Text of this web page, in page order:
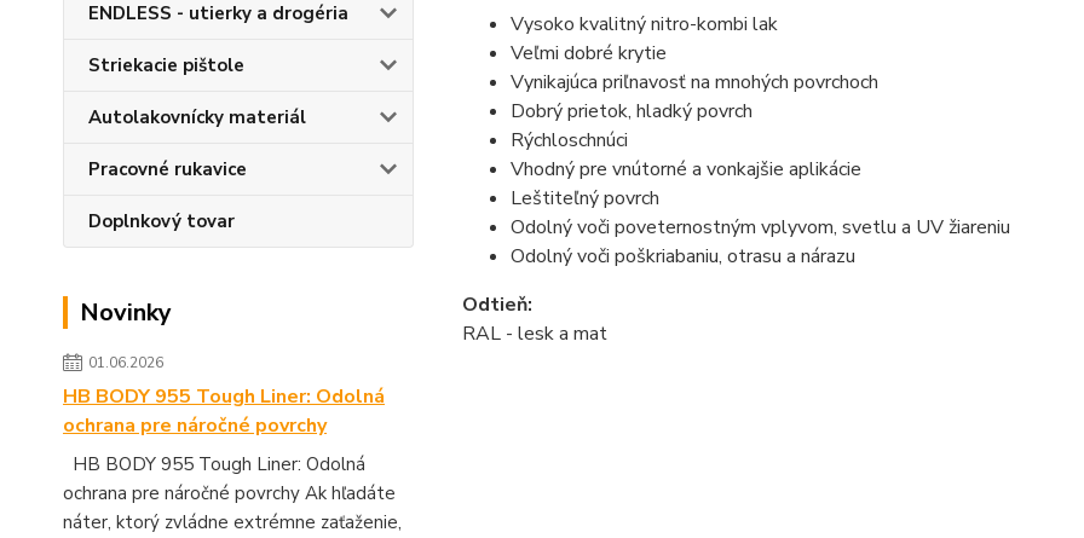
ENDLESS - utierky a drogéria
Striekacie pištole
Autolakovnícky materiál
Pracovné rukavice
Doplnkový tovar
Novinky
01.06.2026
HB BODY 955 Tough Liner: Odolná
ochrana pre náročné povrchy
HB BODY 955 Tough Liner: Odolná
ochrana pre náročné povrchy Ak hľadáte
náter, ktorý zvládne extrémne zaťaženie,
Vysoko kvalitný nitro-kombi lak
Veľmi dobré krytie
Vynikajúca priľnavosť na mnohých povrchoch
Dobrý prietok, hladký povrch
Rýchloschnúci
Vhodný pre vnútorné a vonkajšie aplikácie
Leštiteľný povrch
Odolný voči poveternostným vplyvom, svetlu a UV žiareniu
Odolný voči poškriabaniu, otrasu a nárazu
Odtieň:
RAL - lesk a mat